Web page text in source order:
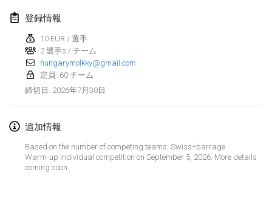
登録情報
10 EUR / 選手
2 選手s / チーム
hungarymolkky@gmail.com
定員: 60 チーム
締切日 : 2026年7月30日
追加情報
Based on the number of competing teams: Swiss+barrage
Warm-up individual competition on September 5, 2026. More details
coming soon.
Fours Polish Championship 2026
2026年8月30日
Open de midi Pyrénées
2026年8月30日|フランス
Mistrovství ČR trojic
2026年9月5日|チェコ
Open de Surzur